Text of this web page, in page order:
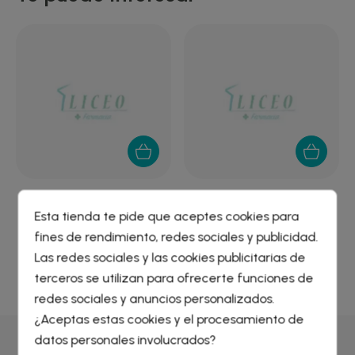
OJOS 4.5 G
6,82 €
MASQUE SORBET YEUX
Crear lista de deseos
Nombre de la lista de deseos
Iniciar sesión
Debe iniciar sesión para guardar productos en su lista de
deseos.
Esta tienda te pide que aceptes cookies para
fines de rendimiento, redes sociales y publicidad.
Las redes sociales y las cookies publicitarias de
terceros se utilizan para ofrecerte funciones de
redes sociales y anuncios personalizados.
¿Aceptas estas cookies y el procesamiento de
datos personales involucrados?